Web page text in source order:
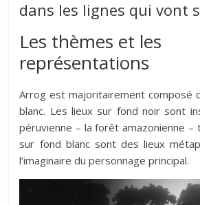
dans les lignes qui vont
Les thèmes et les
représentations
Arrog est majoritairement composé
blanc. L es lieux sur fond noir sont
péruvienne – la forêt amazonienne –
sur fond blanc sont des lieux
l’imaginaire du personnage principal.